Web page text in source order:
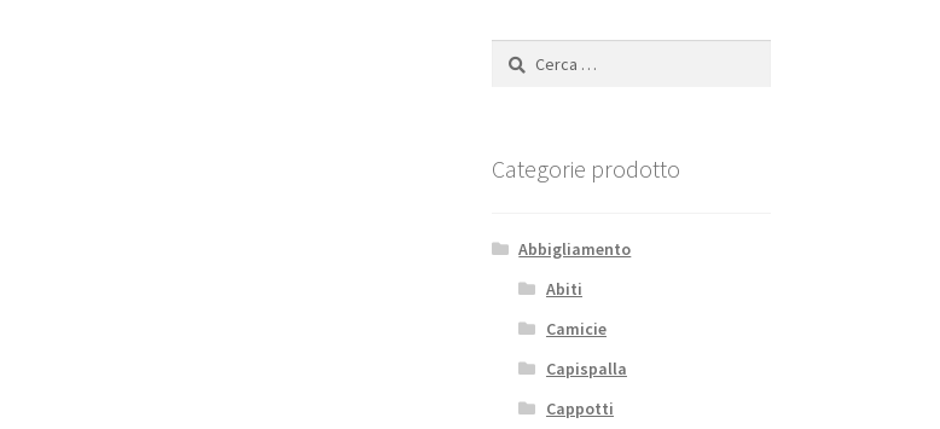
Ricerca
Categorie prodotto
Abbigliamento
Abiti
Camicie
Capispalla
Cappotti